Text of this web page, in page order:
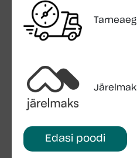
Edasi poodi
Seinamõõdud: 620 x 340
Seina kõrgus: 229 cm
Kogukõrgus: 302 cm
Katuse üleulatus: 79 cm
Katuse pindala: 36.5 m2
Katusekalle: 9.2°
Põrandalauad: 28 mm
Ukseava: 148 x 203 cm